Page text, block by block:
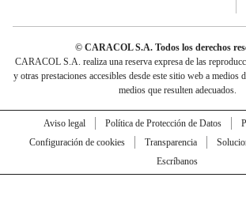
© CARACOL S.A. Todos los derechos
CARACOL S.A. realiza una reserva expresa de las
y otras prestaciones accesibles desde este sitio web a medios
medios que resulten adecuados.
Aviso legal Política de Protección de Datos
Configuración de cookies
Transparencia
Escríbanos